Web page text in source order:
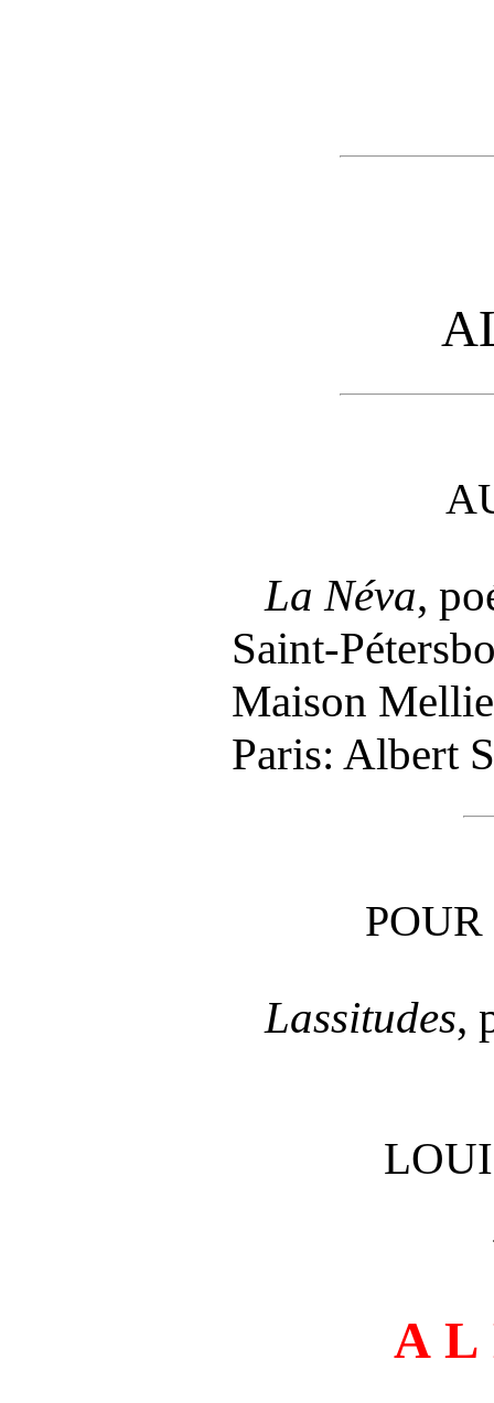
La Néva,
Saint-
Maison
Paris: Albert
Lassitudes,